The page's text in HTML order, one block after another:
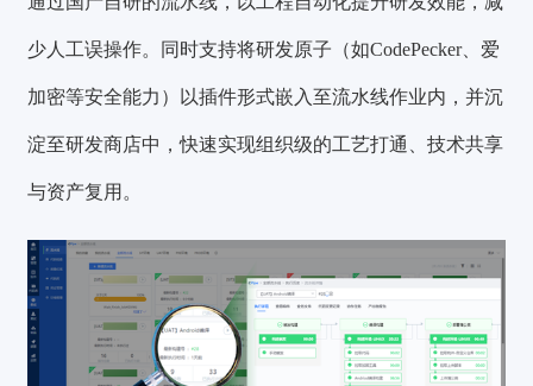
少人工误操作。同时支持将研发原子（如CodePecker、爱
加密等安全能力）以插件形式嵌入至流水线作业内，并沉
淀至研发商店中，快速实现组织级的工艺打通、技术共享
与资产复用。